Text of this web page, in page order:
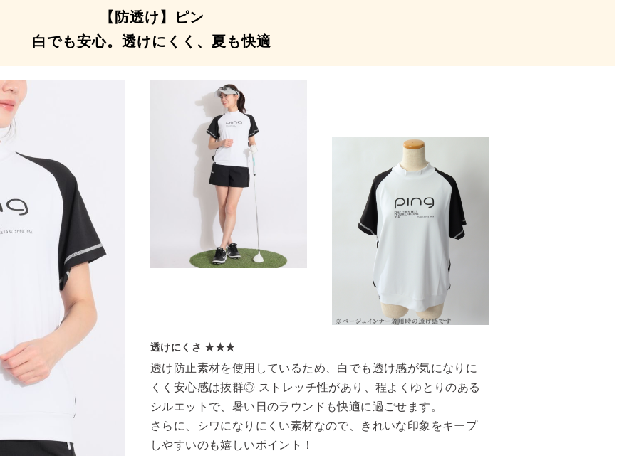
【防透け】ピン
白でも安心。透けにくく、夏も快適
透けにくさ ★★★
透け防止素材を使用しているため、白でも透け感が気になりに
くく安心感は抜群◎ ストレッチ性があり、程よくゆとりのある
シルエットで、暑い日のラウンドも快適に過ごせます。
さらに、シワになりにくい素材なので、きれいな印象をキープ
しやすいのも嬉しいポイント！